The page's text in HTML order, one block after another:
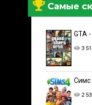
Самые
GTA
3
Симс
2